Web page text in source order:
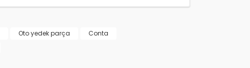
Oto yedek parça
Conta